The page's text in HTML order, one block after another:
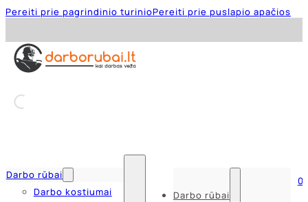
Pereiti prie pagrindinio turinioPereiti prie puslapio apačios
Darbo rūbai
Darbo kostiumai
Darbo rūbai
0